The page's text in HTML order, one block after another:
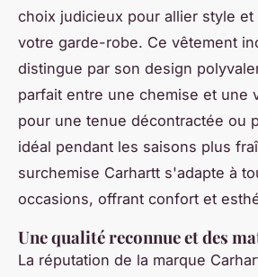
choix judicieux pour allier style et
votre garde-robe. Ce vêtement
distingue par son design
parfait entre une chemise et une
pour une tenue décontractée ou
idéal pendant les saisons plus
surchemise Carhartt s'adapte à
occasions, offrant confort et
Une qualité reconnue et des
La réputation de la marque